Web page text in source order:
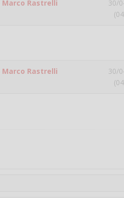
Marco Rastrelli
30/
Marco Rastrelli
30/